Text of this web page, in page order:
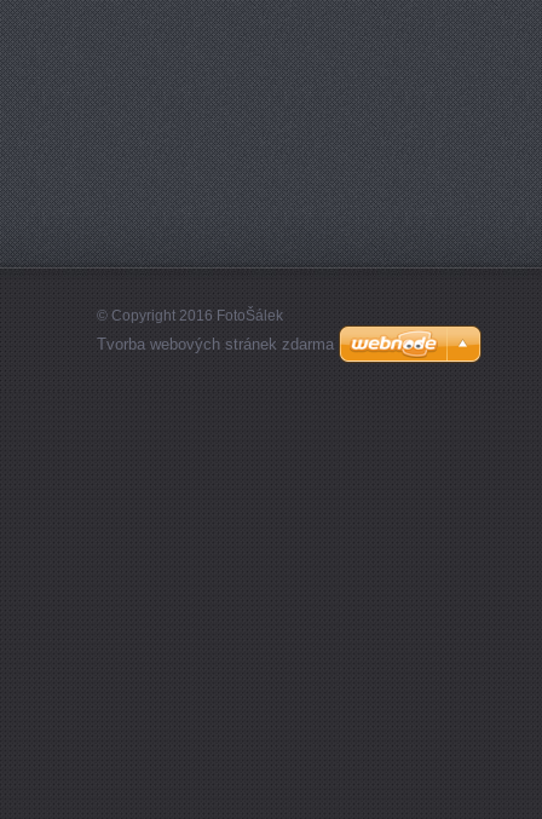
© Copyright 2016 FotoŠálek
Tvorba webových stránek zdarma